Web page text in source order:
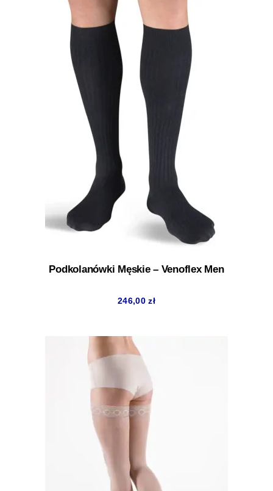
Podkolanówki Męskie – Venoflex Men
246,00zł